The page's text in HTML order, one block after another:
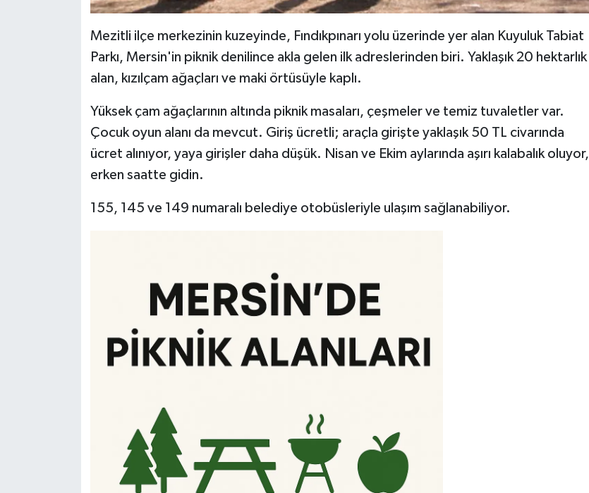
Mezitli ilçe merkezinin kuzeyinde, Fındıkpınarı yolu üzerinde yer alan Kuyuluk Tabiat
Parkı, Mersin'in piknik denilince akla gelen ilk adreslerinden biri. Yaklaşık 20 hektarlık
alan, kızılçam ağaçları ve maki örtüsüyle kaplı.
Yüksek çam ağaçlarının altında piknik masaları, çeşmeler ve temiz tuvaletler var.
Çocuk oyun alanı da mevcut. Giriş ücretli; araçla girişte yaklaşık 50 TL civarında
ücret alınıyor, yaya girişler daha düşük. Nisan ve Ekim aylarında aşırı kalabalık oluyor,
erken saatte gidin.
155, 145 ve 149 numaralı belediye otobüsleriyle ulaşım sağlanabiliyor.